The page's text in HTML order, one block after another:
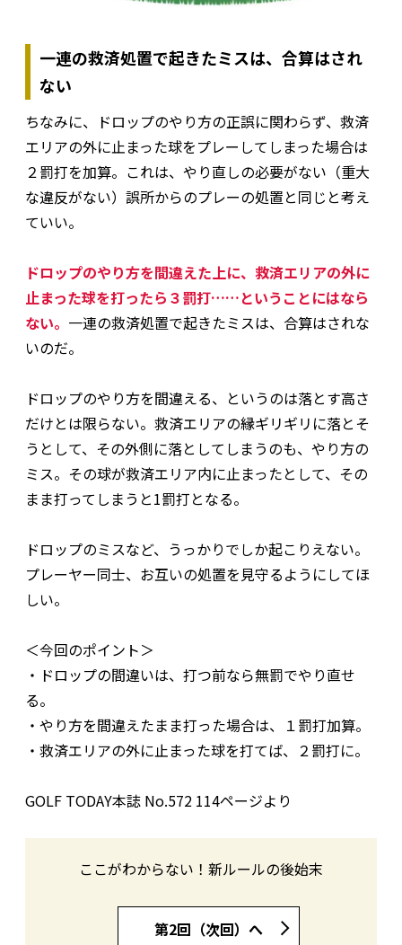
一連の救済処置で起きたミスは、合算はされ
ない
ちなみに、ドロップのやり方の正誤に関わらず、救済
エリアの外に止まった球をプレーしてしまった場合は
２罰打を加算。これは、やり直しの必要がない（重大
な違反がない）誤所からのプレーの処置と同じと考え
ていい。
ドロップのやり方を間違えた上に、救済エリアの外に
止まった球を打ったら３罰打……ということにはなら
ない。 一連の救済処置で起きたミスは、合算はされな
いのだ。
ドロップのやり方を間違える、というのは落とす高さ
だけとは限らない。救済エリアの縁ギリギリに落とそ
うとして、その外側に落としてしまうのも、やり方の
ミス。その球が救済エリア内に止まったとして、その
まま打ってしまうと1罰打となる。
ドロップのミスなど、うっかりでしか起こりえない。
プレーヤー同士、お互いの処置を見守るようにしてほ
しい。
＜今回のポイント＞
・ドロップの間違いは、打つ前なら無罰でやり直せ
る。
・やり方を間違えたまま打った場合は、１罰打加算。
・救済エリアの外に止まった球を打てば、２罰打に。
GOLF TODAY本誌 No.572 114ページより
ここがわからない！新ルールの後始末
第2回（次回）へ